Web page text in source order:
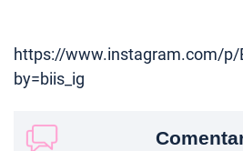
https://www.instagram.com/p/
by=biis_ig